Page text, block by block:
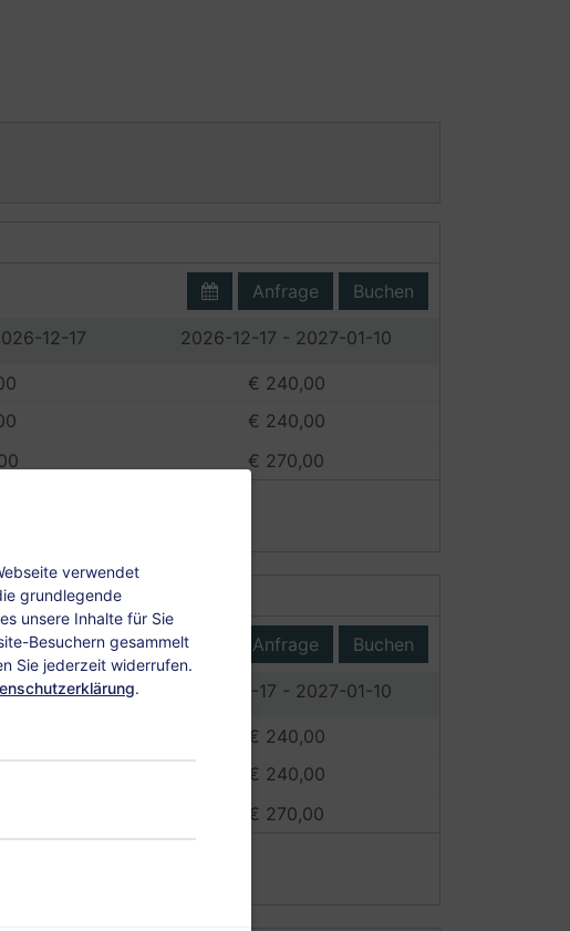
Anfrage Buchen
12-17 2026-12-17 - 2027-01-10
€ 240,00
€ 240,00
€ 270,00
Anfrage Buchen
12-17 2026-12-17 - 2027-01-10
€ 240,00
€ 240,00
€ 270,00
verwendet
grundlegende
unsere Inhalte für Sie
Besuchern gesammelt
Sie jederzeit widerrufen.
.